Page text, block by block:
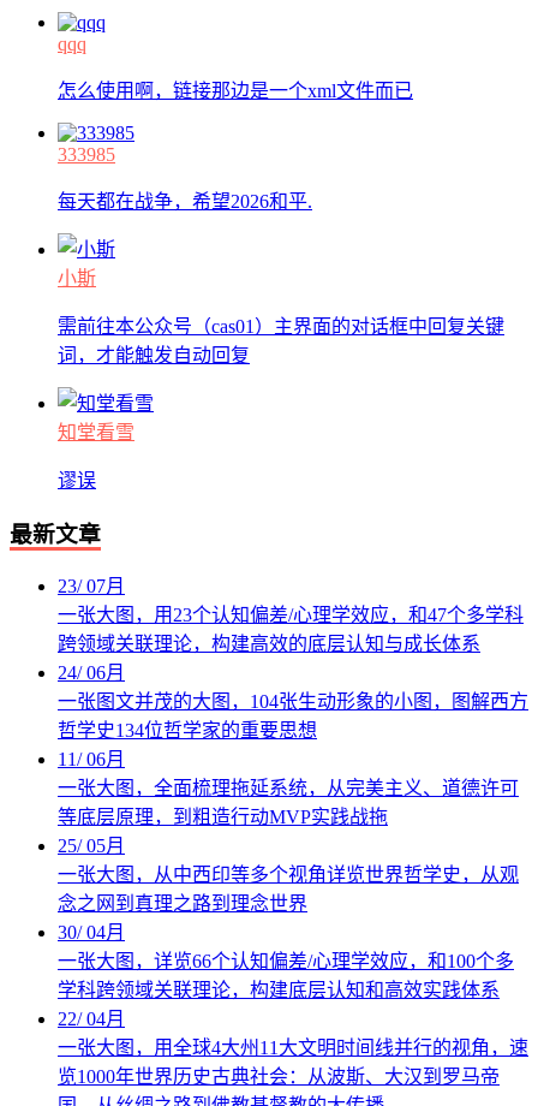
qqq
怎么使用啊，链接那边是一个xml文件而已
333985
每天都在战争，希望2026和平.
小斯
需前往本公众号（cas01）主界面的对话框中回复关键
词，才能触发自动回复
知堂看雪
谬误
最新文章
23/07月
一张大图，用23个认知偏差/心理学效应，和47个多学科
跨领域关联理论，构建高效的底层认知与成长体系
24/06月
一张图文并茂的大图，104张生动形象的小图，图解西方
哲学史134位哲学家的重要思想
11/06月
一张大图，全面梳理拖延系统，从完美主义、道德许可
等底层原理，到粗造行动MVP实践战拖
25/05月
一张大图，从中西印等多个视角详览世界哲学史，从观
念之网到真理之路到理念世界
30/04月
一张大图，详览66个认知偏差/心理学效应，和100个多
学科跨领域关联理论，构建底层认知和高效实践体系
22/04月
一张大图，用全球4大州11大文明时间线并行的视角，速
览1000年世界历史古典社会：从波斯、大汉到罗马帝